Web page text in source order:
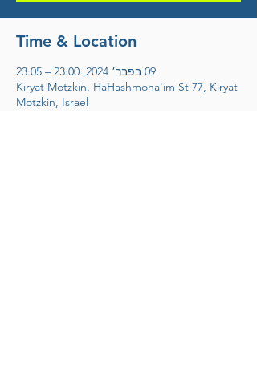
Time & Location
09 בפבר׳ 2024, 23:00 – 23:05
Kiryat Motzkin, HaHashmona'im St 77, Kiryat
Motzkin, Israel